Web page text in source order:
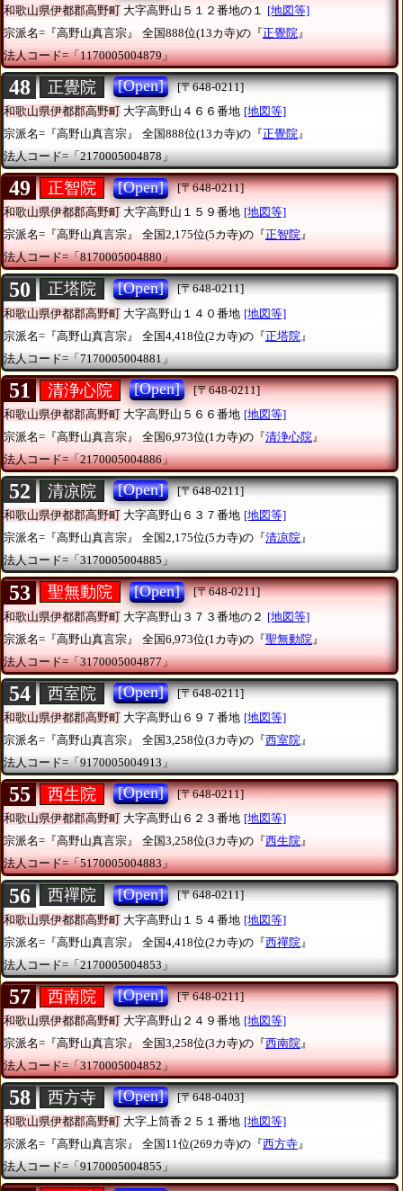
和歌山県伊都郡高野町 大字高野山５１２番地の１
[地図等]
宗派名=『高野山真言宗』
全国888位(13カ寺)の『正覺院 』
法人コード=「1170005004879」
48 正覺院 [Open]
[〒648-0211]
和歌山県伊都郡高野町 大字高野山４６６番地 [地図等]
宗派名=『高野山真言宗』
全国888位(13カ寺)の『正覺院』
法人コード=「2170005004878」
49 正智院 [Open]
[〒648-0211]
和歌山県伊都郡高野町 大字高野山１５９番地 [地図等]
宗派名=『高野山真言宗』
全国2,175位(5カ寺)の『正智院』
法人コード=「8170005004880」
50 正塔院 [Open]
[〒648-0211]
和歌山県伊都郡高野町 大字高野山１４０番地 [地図等]
宗派名=『高野山真言宗』
全国4,418位(2カ寺)の『正塔院 』
法人コード=「7170005004881」
51 清浄心院 [Open]
[〒648-0211]
和歌山県伊都郡高野町 大字高野山５６６番地 [地図等]
宗派名=『高野山真言宗』
全国6,973位(1カ寺)の『清浄心院』
法人コード=「2170005004886」
52 清凉院 [Open]
[〒648-0211]
和歌山県伊都郡高野町 大字高野山６３７番地 [地図等]
宗派名=『高野山真言宗』
全国2,175位(5カ寺)の『清凉院』
法人コード=「3170005004885」
53 聖無動院 [Open]
[〒648-0211]
和歌山県伊都郡高野町 大字高野山３７３番地の２ [地図等]
宗派名=『高野山真言宗』
全国6,973位(1カ寺)の『聖無動院 』
法人コード=「3170005004877」
54 西室院 [Open]
[〒648-0211]
和歌山県伊都郡高野町 大字高野山６９７番地 [地図等]
宗派名=『高野山真言宗』
全国3,258位(3カ寺)の『西室院』
法人コード=「9170005004913」
55 西生院 [Open]
[〒648-0211]
和歌山県伊都郡高野町 大字高野山６２３番地 [地図等]
宗派名=『高野山真言宗』
全国3,258位(3カ寺)の『西生院』
法人コード=「5170005004883」
56 西禪院 [Open]
[〒648-0211]
和歌山県伊都郡高野町 大字高野山１５４番地 [地図等]
宗派名=『高野山真言宗』
全国4,418位(2カ寺)の『西禪院 』
法人コード=「2170005004853」
57 西南院 [Open]
[〒648-0211]
和歌山県伊都郡高野町 大字高野山２４９番地 [地図等]
宗派名=『高野山真言宗』
全国3,258位(3カ寺)の『西南院』
法人コード=「3170005004852」
58 西方寺 [Open]
[〒648-0403]
和歌山県伊都郡高野町 大字上筒香２５１番地 [地図等]
宗派名=『高野山真言宗』
全国11位(269カ寺)の『西方寺』
法人コード=「9170005004855」